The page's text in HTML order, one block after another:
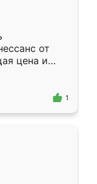
от
цена и
Приехавший
1